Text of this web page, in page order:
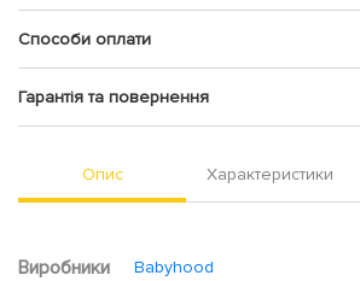
Способи оплати
Гарантія та повернення
Опис Характеристики
Виробники Babyhood